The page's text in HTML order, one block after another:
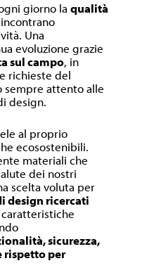
giorno laqualità
incontrano
Una
evoluzione grazie
sul campo, in
richieste del
attento alle
design.
al proprio
ecosostenibili.
materiali che
dei nostri
scelta voluta per
design ricercati
sicurezza,
rispetto per